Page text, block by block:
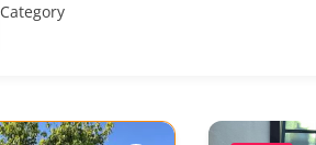
Category